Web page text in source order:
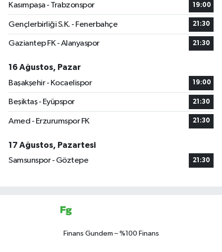
Kasımpaşa - Trabzonspor 19:00
Gençlerbirliği S.K. - Fenerbahçe 21:30
Gaziantep FK - Alanyaspor 21:30
16 Ağustos, Pazar
Başakşehir - Kocaelispor
19:00
Beşiktaş - Eyüpspor 21:30
Amed - Erzurumspor FK 21:30
17 Ağustos, Pazartesi
Samsunspor - Göztepe
21:30
Finans Gundem – %100 Finans